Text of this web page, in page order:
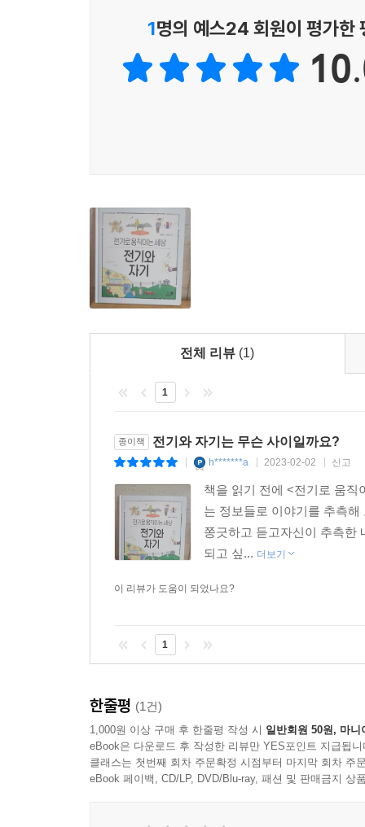
돋보이게 하는 개성과 유려하면서도 깊이 있는
구현하면서도 눈길을 사로잡는 아름다운 그림
않습니다. 엄마, 아빠, 친구들과 한 장씩 펼쳐
‘지구는 태양 주위를 돌고 있다.’라는 사실을 아는
것도 알면 금상첨화겠지요. 게다가 사람들의 생
됩니다. 파편처럼 떨어져나온 지식을 하나하
효과적입니다. 흥미진진한 이야기로 재미와 집중
많은 어린이 과학책들이 사물, 동식물, 현상 관
생각이 어떻게 바뀌어 왔는지 놓치기 싶습니다.
현대 과학까지 시대순으로 이어지는 시리즈입니
“전기로 움직이는 세상!”
사람들이 아직 전기에 대해 잘 알지 못했던 시
있었습니다. 그 후로도 여러 과학자가 다양한
왜냐하면 이 둘을 이용해서 드디어 전기를 만들 수
나의 첫 과학책 5권 『전기와 자기』는 전깃줄
주는 ‘나의 첫 과학 클릭!’과 한 걸음 나아간 심화
1명의 예스24 회원이 평가한
전체 리뷰 (1)
1
종이책 전기와 자기는 무슨 사이일까요?
h*******a 2023-02-02 신고
책을 읽기 전에 <전기로 움직
는 정보들로 이야기를 추측
쫑긋하고 듣고자신이 추측한
되고 싶... 더보기
이 리뷰가 도움이 되었나요?
1
한줄평 (1건)
1,000원 이상 구매 후 한줄평 작성 시 일반회원 50원, 마니
eBook은 다운로드 후 작성한 리뷰만 YES포인트 지급됩니
클래스는 첫번째 회차 주문확정 시점부터 마지막 회차 주
eBook 페이백, CD/LP, DVD/Blu-ray, 패션 및 판매금지 상